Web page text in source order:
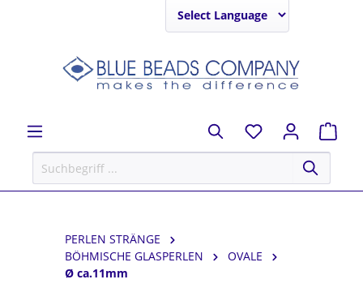
PERLEN STRÄNGE
BÖHMISCHE GLASPERLEN
OVALE
Ø ca.11mm